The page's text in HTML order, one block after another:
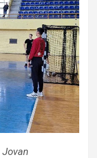
Jovan